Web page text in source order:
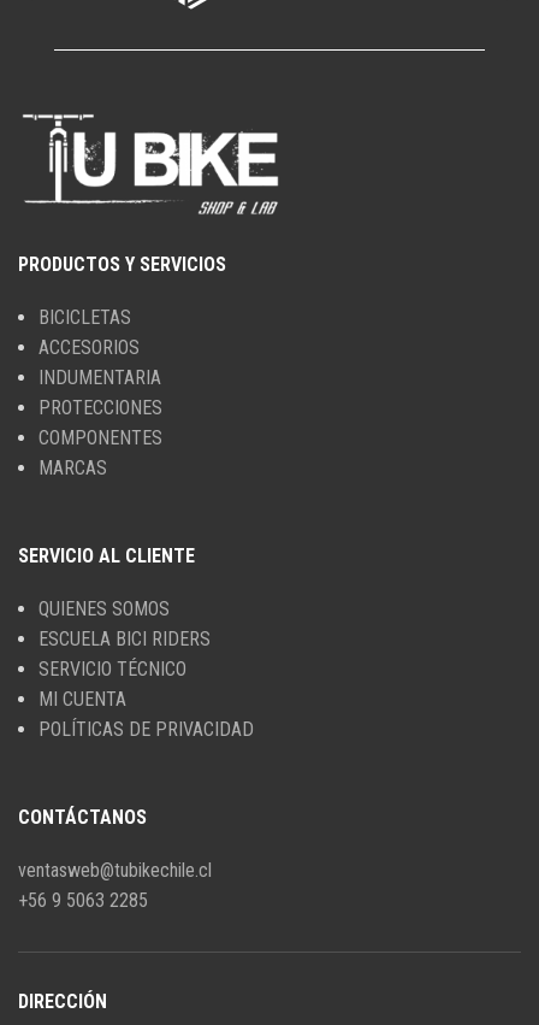
PRODUCTOS Y SERVICIOS
BICICLETAS
ACCESORIOS
INDUMENTARIA
PROTECCIONES
COMPONENTES
MARCAS
SERVICIO AL CLIENTE
QUIENES SOMOS
ESCUELA BICI RIDERS
SERVICIO TÉCNICO
MI CUENTA
POLÍTICAS DE PRIVACIDAD
CONTÁCTANOS
ventasweb@tubikechile.cl
+56 9 5063 2285
DIRECCIÓN